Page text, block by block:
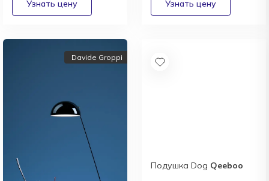
Davide Groppi
Подушка Dog Qeeboo